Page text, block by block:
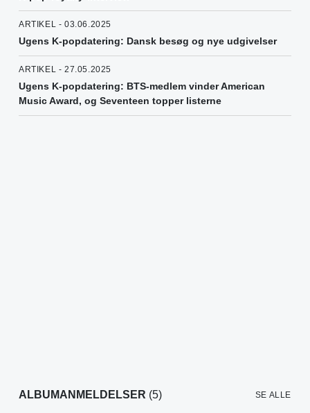
ARTIKEL - 03.06.2025
Ugens K-popdatering: Dansk besøg og nye udgivelser
ARTIKEL - 27.05.2025
Ugens K-popdatering: BTS-medlem vinder American
Music Award, og Seventeen topper listerne
ALBUMANMELDELSER (5) SE ALLE